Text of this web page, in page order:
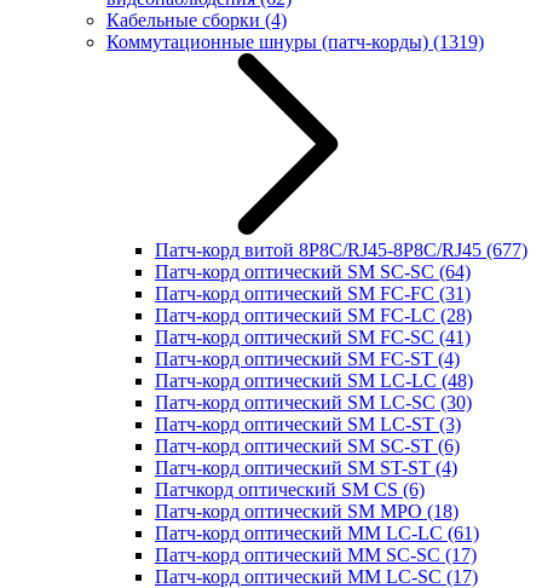
Кабельные сборки (4)
Коммутационные шнуры (патч-корды) (1319)
Патч-корд витой 8P8C/RJ45-8P8C/RJ45 (677)
Патч-корд оптический SM SC-SC (64)
Патч-корд оптический SM FC-FC (31)
Патч-корд оптический SM FC-LC (28)
Патч-корд оптический SM FC-SC (41)
Патч-корд оптический SM FC-ST (4)
Патч-корд оптический SM LC-LC (48)
Патч-корд оптический SM LC-SC (30)
Патч-корд оптический SM LC-ST (3)
Патч-корд оптический SM SC-ST (6)
Патч-корд оптический SM ST-ST (4)
Патчкорд оптический SM CS (6)
Патч-корд оптический SM MPO (18)
Патч-корд оптический MM LC-LC (61)
Патч-корд оптический MM SC-SC (17)
Патч-корд оптический MM LC-SC (17)